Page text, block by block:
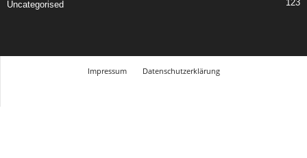
Uncategorised 123
Impressum
Datenschutzerklärung